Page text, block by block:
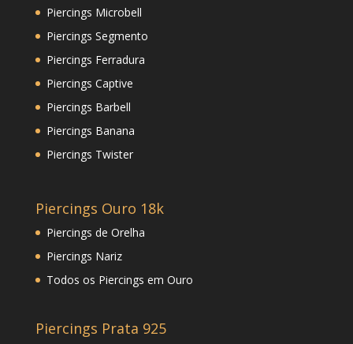
Piercings Microbell
Piercings Segmento
Piercings Ferradura
Piercings Captive
Piercings Barbell
Piercings Banana
Piercings Twister
Piercings Ouro 18k
Piercings de Orelha
Piercings Nariz
Todos os Piercings em Ouro
Piercings Prata 925